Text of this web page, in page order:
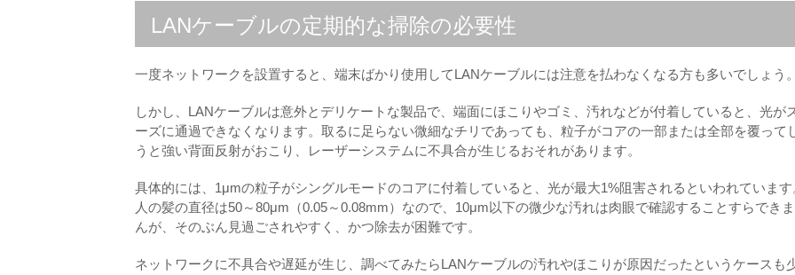
LANケーブルの定期的な掃除の必要性
一度ネットワークを設置すると、端末ばかり使用してLANケーブルには注意を払わなくなる方も多いでしょう。
しかし、LANケーブルは意外とデリケートな製品で、端面にほこりやゴミ、汚れなどが付着していると、光が
ーズに通過できなくなります。取るに足らない微細なチリであっても、粒子がコアの一部または全部を覆って
うと強い背面反射がおこり、レーザーシステムに不具合が生じるおそれがあります。
具体的には、1μmの粒子がシングルモードのコアに付着していると、光が最大1%阻害されるといわれています
人の髪の直径は50～80μm（0.05～0.08mm）なので、10μm以下の微少な汚れは肉眼で確認することすらでき
んが、そのぶん見過ごされやすく、かつ除去が困難です。
ネットワークに不具合や遅延が生じ、調べてみたらLANケーブルの汚れやほこりが原因だったというケースも